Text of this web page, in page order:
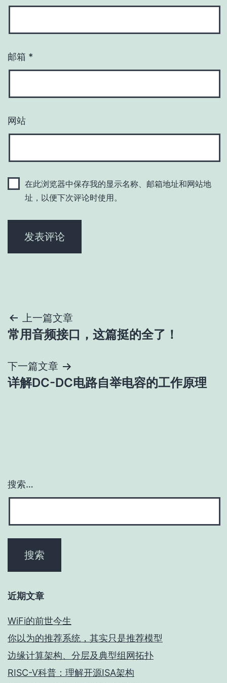
邮箱 *
网站
在此浏览器中保存我的显示名称、邮箱地址和网站地
址，以便下次评论时使用。
文
章
导
航
上一篇文章
常用音频接口，这篇挺的全了！
下一篇文章
详解DC-DC电路自举电容的工作原理
搜索…
近期文章
WiFi的前世今生
你以为的推荐系统，其实只是推荐模型
边缘计算架构、分层及典型组网拓扑
RISC-V科普：理解开源ISA架构